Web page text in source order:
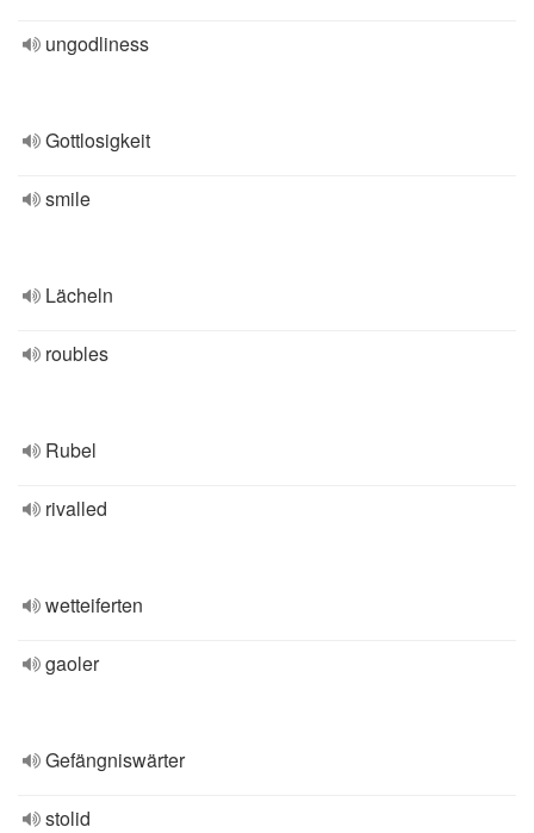
ungodliness
Gottlosigkeit
smile
Lächeln
roubles
Rubel
rivalled
wetteiferten
gaoler
Gefängniswärter
stolid